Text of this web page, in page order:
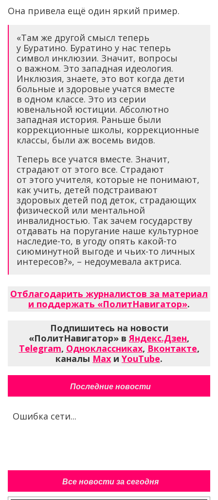
Она привела ещё один яркий пример.
«Там же другой смысл теперь
у Буратино. Буратино у нас теперь
символ инклюзии. Значит, вопросы
о важном. Это западная идеология.
Инклюзия, знаете, это вот когда дети
больные и здоровые учатся вместе
в одном классе. Это из серии
ювенальной юстиции. Абсолютно
западная история. Раньше были
коррекционные школы, коррекционные
классы, были аж восемь видов.
Теперь все учатся вместе. Значит,
страдают от этого все. Страдают
от этого учителя, которые не понимают,
как учить, детей подстраивают
здоровых детей под деток, страдающих
физической или ментальной
инвалидностью. Так зачем государству
отдавать на поругание наше культурное
наследие-то, в угоду опять какой-то
сиюминутной выгоде и чьих-то личных
интересов?», – недоумевала актриса.
Отблагодарить журналистов за материал
и поддержать «ПолитНавигатор».
Подпишитесь на новости
«ПолитНавигатор» в Яндекс.Дзен,
Telegram, Одноклассниках, Вконтакте,
каналы Max и YouTube.
Последние новости
Ошибка сети...
Все новости за сегодня